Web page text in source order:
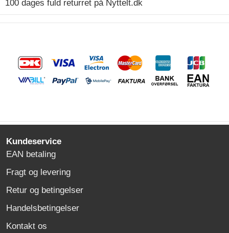
100 dages fuld returret på Nyttelt.dk
Kundeservice
EAN betaling
Fragt og levering
Retur og betingelser
Handelsbetingelser
Kontakt os